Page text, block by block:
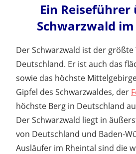
Ein Reiseführer
Schwarzwald
Der Schwarzwald ist der größte
Deutschland. Er ist auch das
sowie das höchste
Gipfel des Schwarzwaldes, der
höchste Berg in Deutschland
Der Schwarzwald liegt in
von Deutschland und Baden-
Ausläufer im Rheintal sind die